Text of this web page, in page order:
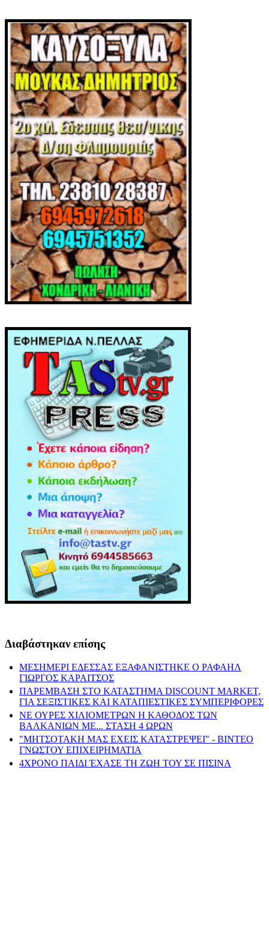
Διαβάστηκαν επίσης
ΜΕΣΗΜΕΡΙ ΕΔΕΣΣΑΣ ΕΞΑΦΑΝΙΣΤΗΚΕ Ο ΡΑΦΑΗΛ
ΓΙΩΡΓΟΣ ΚΑΡΑΙΤΣΟΣ
ΠΑΡΕΜΒΑΣΗ ΣΤΟ ΚΑΤΑΣΤΗΜΑ DISCOUNT MARKET,
ΓΙΑ ΣΕΞΙΣΤΙΚΕΣ ΚΑΙ ΚΑΤΑΠΙΕΣΤΙΚΕΣ ΣΥΜΠΕΡΙΦΟΡΕΣ
ΝΕ ΟΥΡΕΣ ΧΙΛΙΟΜΕΤΡΩΝ Η ΚΑΘΟΔΟΣ ΤΩΝ
ΒΑΛΚΑΝΙΩΝ ΜΕ... ΣΤΑΣΗ 4 ΩΡΩΝ
"ΜΗΤΣΟΤΑΚΗ ΜΑΣ ΕΧΕΙΣ ΚΑΤΑΣΤΡΕΨΕΙ" - ΒΙΝΤΕΟ
ΓΝΩΣΤΟΥ ΕΠΙΧΕΙΡΗΜΑΤΙΑ
4ΧΡΟΝΟ ΠΑΙΔΙ ΈΧΑΣΕ ΤΗ ΖΩΗ ΤΟΥ ΣΕ ΠΙΣΙΝΑ